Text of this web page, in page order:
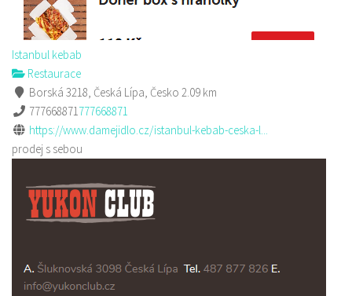
Istanbul kebab
Restaurace
Borská 3218, Česká Lípa, Česko 2.09 km
777668871777668871
https://www.damejidlo.cz/istanbul-kebab-ceska-l...
prodej s sebou